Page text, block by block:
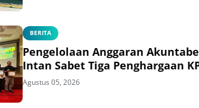
BERITA
Pengelolaan Anggaran
Intan Sabet Tiga Penghargaan
Agustus 05, 2026